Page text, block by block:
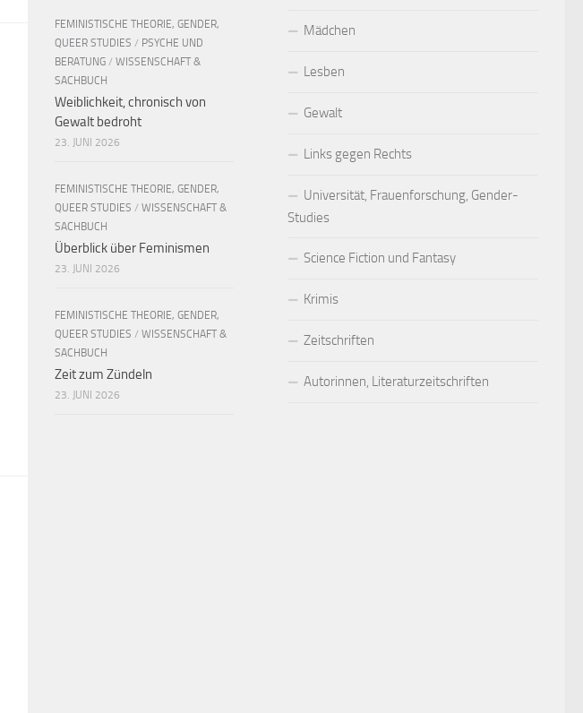
Mädchen
Lesben
Gewalt
Links gegen Rechts
Universität, Frauenforschung, Gender-
Studies
Science Fiction und Fantasy
Krimis
Zeitschriften
Autorinnen, Literaturzeitschriften
FEMINISTISCHE THEORIE, GENDER,
QUEER STUDIES / PSYCHE UND
BERATUNG / WISSENSCHAFT &
SACHBUCH
Weiblichkeit, chronisch von
Gewalt bedroht
23. JUNI 2026
FEMINISTISCHE THEORIE, GENDER,
QUEER STUDIES / WISSENSCHAFT &
SACHBUCH
Überblick über Feminismen
23. JUNI 2026
FEMINISTISCHE THEORIE, GENDER,
QUEER STUDIES / WISSENSCHAFT &
SACHBUCH
Zeit zum Zündeln
23. JUNI 2026